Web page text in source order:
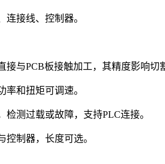
连接线、控制器。
接与PCB板接触加工，其精度影响切
率和扭矩可调速。
检测过载或故障，支持PLC连接。
控制器，长度可选。